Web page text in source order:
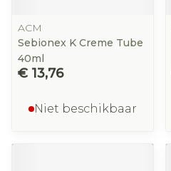
ACM
Sebionex K Creme Tube
40ml
€ 13,76
Niet beschikbaar